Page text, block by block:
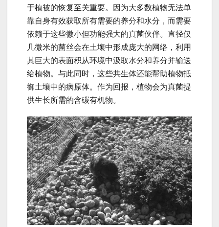
于植被的恢复至关重要。因为大多数植物无法单
靠自身有效获取所有需要的养分和水分，而需要
依赖于这些微小但功能强大的真菌伙伴。直径仅
几微米的菌丝会在土壤中形成庞大的网络，利用
其巨大的表面积从环境中汲取水分和养分并输送
给植物。与此同时，这些共生体还能帮助植物抵
御土壤中的病原体。作为回报，植物会为真菌提
供生长所需的含碳有机物。